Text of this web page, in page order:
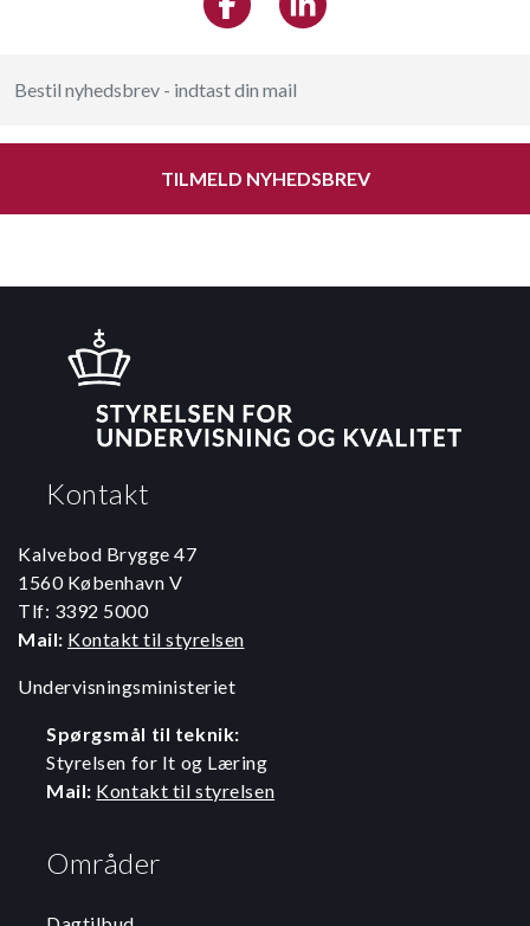
TILMELD NYHEDSBREV
Kontakt
Kalvebod Brygge 47
1560 København V
Tlf: 3392 5000
Mail: Kontakt til styrelsen
Undervisningsministeriet
Spørgsmål til teknik:
Styrelsen for It og Læring
Mail: Kontakt til styrelsen
Områder